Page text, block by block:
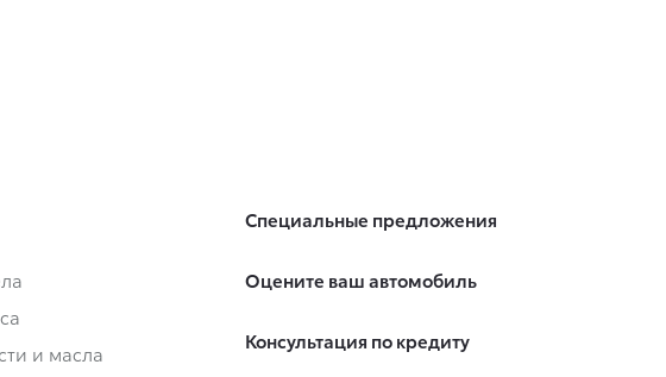
и масла
Специальные предложения
Оцените ваш автомобиль
Консультация по кредиту